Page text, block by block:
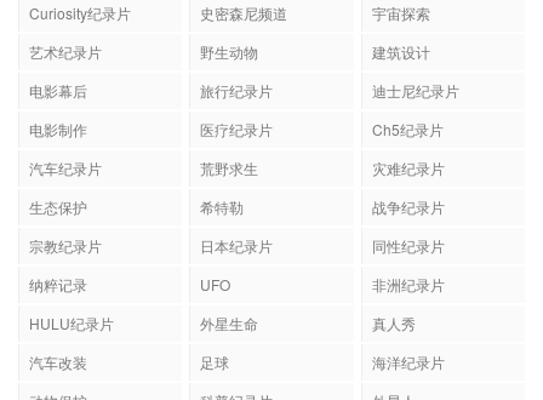
Curiosity纪录片
史密森尼频道
宇宙探索
艺术纪录片
野生动物
建筑设计
电影幕后
旅行纪录片
迪士尼纪录片
电影制作
医疗纪录片
Ch5纪录片
汽车纪录片
荒野求生
灾难纪录片
生态保护
希特勒
战争纪录片
宗教纪录片
日本纪录片
同性纪录片
纳粹记录
UFO
非洲纪录片
HULU纪录片
外星生命
真人秀
汽车改装
足球
海洋纪录片